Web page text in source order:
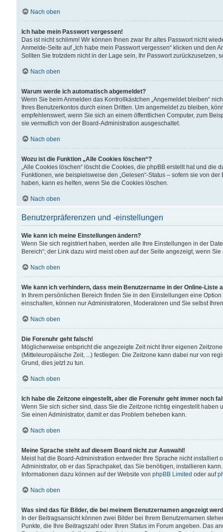
Nach oben
Ich habe mein Passwort vergessen!
Das ist nicht schlimm! Wir können Ihnen zwar Ihr altes Passwort nicht
Anmelde-Seite auf „Ich habe mein Passwort vergessen“ klicken und
Sollten Sie trotzdem nicht in der Lage sein, Ihr Passwort zurückzusetzen,
Nach oben
Warum werde ich automatisch abgemeldet?
Wenn Sie beim Anmelden das Kontrollkästchen „Angemeldet bleiben“
Ihres Benutzerkontos durch einen Dritten. Um angemeldet zu bleiben,
empfehlenswert, wenn Sie sich an einem öffentlichen Computer, zum
sie vermutlich von der Board-Administration ausgeschaltet.
Nach oben
Wozu ist die Funktion „Alle Cookies löschen“?
„Alle Cookies löschen“ löscht die Cookies, die phpBB erstellt hat und
Funktionen, wie beispielsweise den „Gelesen“-Status – sofern sie von
haben, kann es helfen, wenn Sie die Cookies löschen.
Nach oben
Benutzerpräferenzen und -einstellungen
Wie kann ich meine Einstellungen ändern?
Wenn Sie sich registriert haben, werden alle Ihre Einstellungen in der
Bereich“; der Link dazu wird meist oben auf der Seite angezeigt, wenn
Nach oben
Wie kann ich verhindern, dass mein Benutzername in der Online-Liste
In Ihrem persönlichen Bereich finden Sie in den Einstellungen eine
einschalten, können nur Administratoren, Moderatoren und Sie selbst
Nach oben
Die Forenuhr geht falsch!
Möglicherweise entspricht die angezeigte Zeit nicht Ihrer eigenen
(Mitteleuropäische Zeit, ...) festlegen. Die Zeitzone kann dabei nur von
Grund, dies jetzt zu tun.
Nach oben
Ich habe die Zeitzone eingestellt, aber die Forenuhr geht immer noch
Wenn Sie sich sicher sind, dass Sie die Zeitzone richtig eingestellt
Sie einen Administrator, damit er das Problem beheben kann.
Nach oben
Meine Sprache steht auf diesem Board nicht zur Auswahl!
Meist hat die Board-Administration entweder Ihre Sprache nicht
Administrator, ob er das Sprachpaket, das Sie benötigen, installieren
Informationen dazu können auf der Website von phpBB Limited oder auf
Nach oben
Was sind das für Bilder, die bei meinem Benutzernamen angezeigt
In der Beitragsansicht können zwei Bilder bei Ihrem Benutzernamen
Punkte, die Ihre Beitragszahl oder Ihren Status im Forum angeben. Das